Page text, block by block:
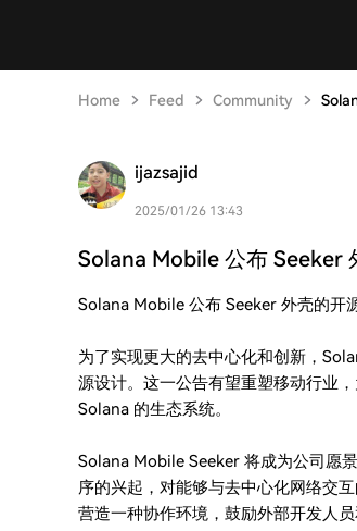
Home Feed Community
ijazsajid
2025/01/26 13:43
Solana Mobile 公布 Seeker
Solana Mobile 公布 Seeker 外壳的开
为了实现更大的去中心化和创新，
源设计。这一公告有望重塑移动行业
Solana 的生态系统。
Solana Mobile Seeker 将成为公司愿
序的兴起，对能够与去中心化网络交
营造一种协作环境，鼓励外部开发人